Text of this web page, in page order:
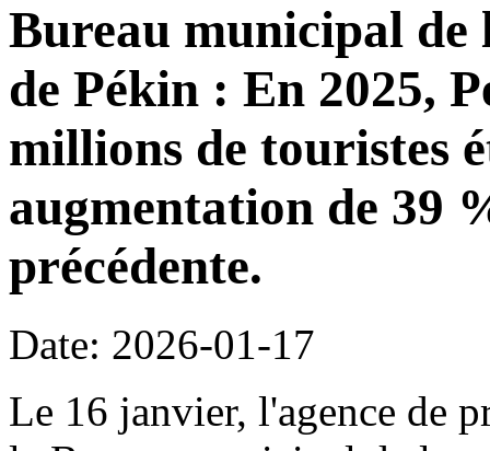
Bureau municipal
de Pékin : En 2025,
millions de touristes
augmentation de 39
précédente.
Date: 2026-01-17
Le 16 janvier, l'agence de